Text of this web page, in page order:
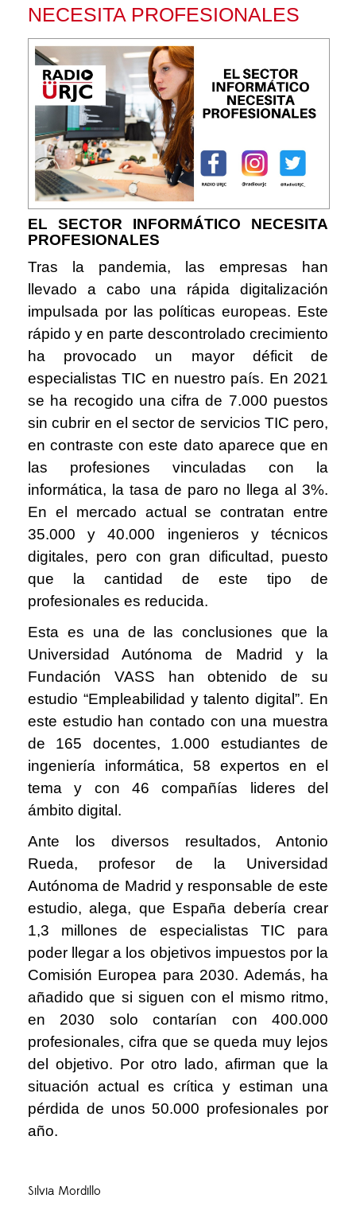
NECESITA PROFESIONALES
EL SECTOR INFORMÁTICO NECESITA
PROFESIONALES
Tras la pandemia, las empresas han
llevado a cabo una rápida digitalización
impulsada por las políticas europeas. Este
rápido y en parte descontrolado crecimiento
ha provocado un mayor déficit de
especialistas TIC en nuestro país. En 2021
se ha recogido una cifra de 7.000 puestos
sin cubrir en el sector de servicios TIC pero,
en contraste con este dato aparece que en
las profesiones vinculadas con la
informática, la tasa de paro no llega al 3%.
En el mercado actual se contratan entre
35.000 y 40.000 ingenieros y técnicos
digitales, pero con gran dificultad, puesto
que la cantidad de este tipo de
profesionales es reducida.
Esta es una de las conclusiones que la
Universidad Autónoma de Madrid y la
Fundación VASS han obtenido de su
estudio “Empleabilidad y talento digital”. En
este estudio han contado con una muestra
de 165 docentes, 1.000 estudiantes de
ingeniería informática, 58 expertos en el
tema y con 46 compañías lideres del
ámbito digital.
Ante los diversos resultados, Antonio
Rueda, profesor de la Universidad
Autónoma de Madrid y responsable de este
estudio, alega, que España debería crear
1,3 millones de especialistas TIC para
poder llegar a los objetivos impuestos por la
Comisión Europea para 2030. Además, ha
añadido que si siguen con el mismo ritmo,
en 2030 solo contarían con 400.000
profesionales, cifra que se queda muy lejos
del objetivo. Por otro lado, afirman que la
situación actual es crítica y estiman una
pérdida de unos 50.000 profesionales por
año.
Silvia Mordillo